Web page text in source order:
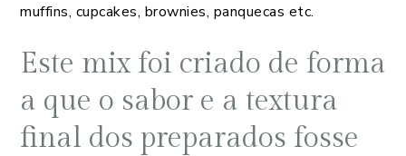
muffins, cupcakes, brownies, panquecas etc.
Este mix foi criado de forma
a que o sabor e a textura
final dos preparados fosse